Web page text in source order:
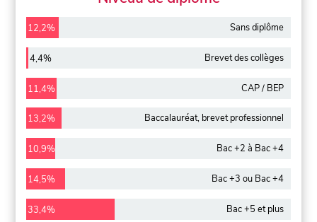
12,2% Sans diplôme
4,4% Brevet des collèges
11,4% CAP / BEP
13,2% Baccalauréat, brevet professionnel
10,9% Bac +2 à Bac +4
14,5% Bac +3 ou Bac +4
33,4% Bac +5 et plus